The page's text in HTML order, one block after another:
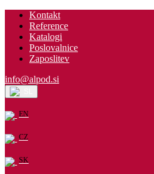
Kontakt
Reference
Katalogi
Poslovalnice
Zaposlitev
info@alpod.si
EN
CZ
SK